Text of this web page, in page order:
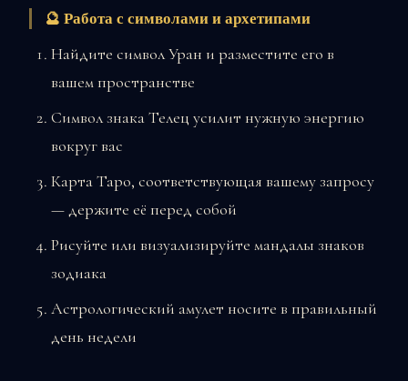
🔮 Работа с символами и архетипами
Найдите символ Уран и разместите его в
вашем пространстве
Символ знака Телец усилит нужную энергию
вокруг вас
Карта Таро, соответствующая вашему запросу
— держите её перед собой
Рисуйте или визуализируйте мандалы знаков
зодиака
Астрологический амулет носите в правильный
день недели